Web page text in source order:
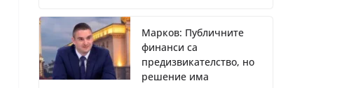
Марков: Публичните
финанси са
предизвикателство, но
решение има